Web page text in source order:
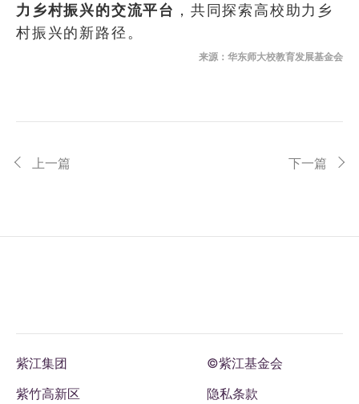
力乡村振兴的交流平台 ，共同探索高校助力乡
村振兴的新路径 。
来源：华东师大校教育发展基金会
上一篇 下一篇
紫江集团
紫竹高新区
©紫江基金会
隐私条款